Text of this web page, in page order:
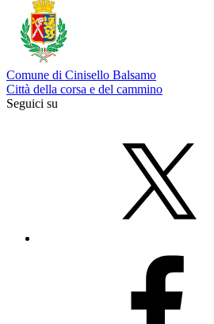
Comune di Cinisello Balsamo
Città della corsa e del cammino
Seguici su